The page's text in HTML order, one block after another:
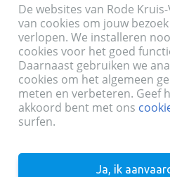
17:30 - 20:30
De websites van Rode
van cookies om jouw
verlopen. We installeren
cookies voor het goed
Daarnaast gebruiken we
cookies om het algemeen
meten en verbeteren. Geef
akkoord bent met ons
surfen.
Ja, ik